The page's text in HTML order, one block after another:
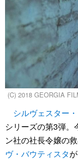
(C) 2018 GEORGIA
シルヴェスター
シリーズの第3弾。
ン社の社長令嬢の
ヴ・バウティスタ